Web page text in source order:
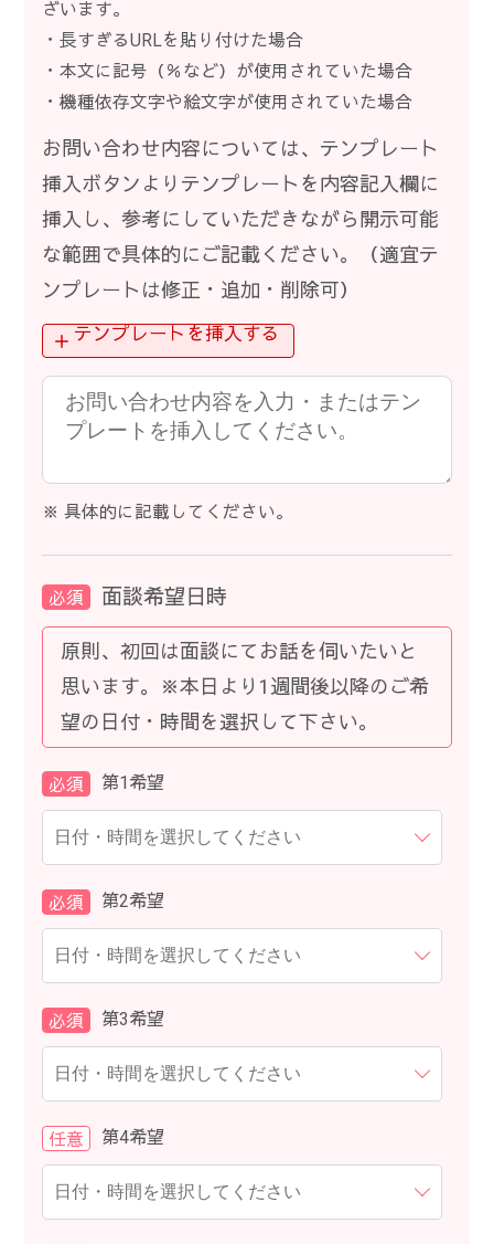
ざいます。
・長すぎるURLを貼り付けた場合
・本文に記号（％など）が使用されていた場合
・機種依存文字や絵文字が使用されていた場合
お問い合わせ内容については、テンプレート
挿入ボタンよりテンプレートを内容記入欄に
挿入し、参考にしていただきながら開示可能
な範囲で具体的にご記載ください。（適宜テ
ンプレートは修正・追加・削除可）
テンプレートを挿入する
※ 具体的に記載してください。
必須 面談希望日時
原則、初回は面談にてお話を伺いたいと
思います。※本日より1週間後以降のご希
望の日付・時間を選択して下さい。
必須 第1希望
必須 第2希望
必須 第3希望
任意 第4希望